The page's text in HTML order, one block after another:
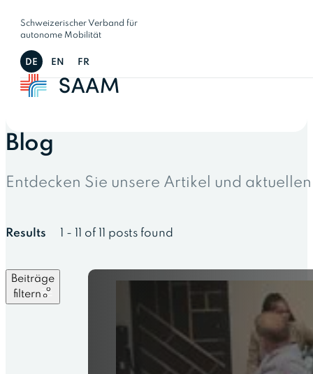
Schweizerischer Verband für
autonome Mobilität
DE EN FR
Blog
Entdecken Sie unsere Artikel und
Results 1 - 11 of 11 posts found
Beiträge
filtern